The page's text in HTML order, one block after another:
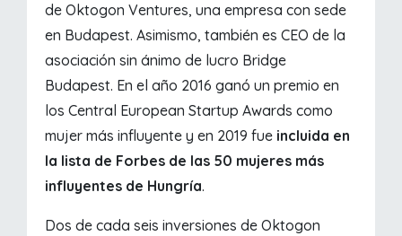
de Oktogon Ventures, una empresa con sede
en Budapest. Asimismo, también es CEO de la
asociación sin ánimo de lucro Bridge
Budapest. En el año 2016 ganó un premio en
los Central European Startup Awards como
mujer más influyente y en 2019 fue incluida en
la lista de Forbes de las 50 mujeres más
influyentes de Hungría.
Dos de cada seis inversiones de Oktogon